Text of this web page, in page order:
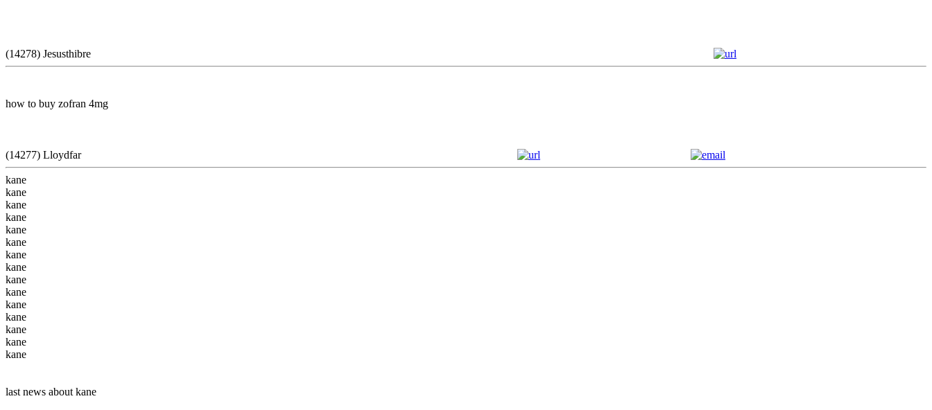
(14278) Jesusthibre
how to buy zofran 4mg
(14277) Lloydfar
kane
kane
kane
kane
kane
kane
kane
kane
kane
kane
kane
kane
kane
kane
kane
last news about kane